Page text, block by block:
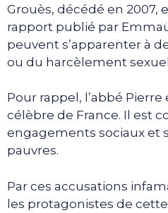
Grouès, décédé en 2007,
rapport publié par
peuvent s’apparenter à
ou du harcèlement
Pour rappel, l’abbé
célèbre de France. Il est
engagements sociaux et
pauvres.
Par ces accusations
les protagonistes de